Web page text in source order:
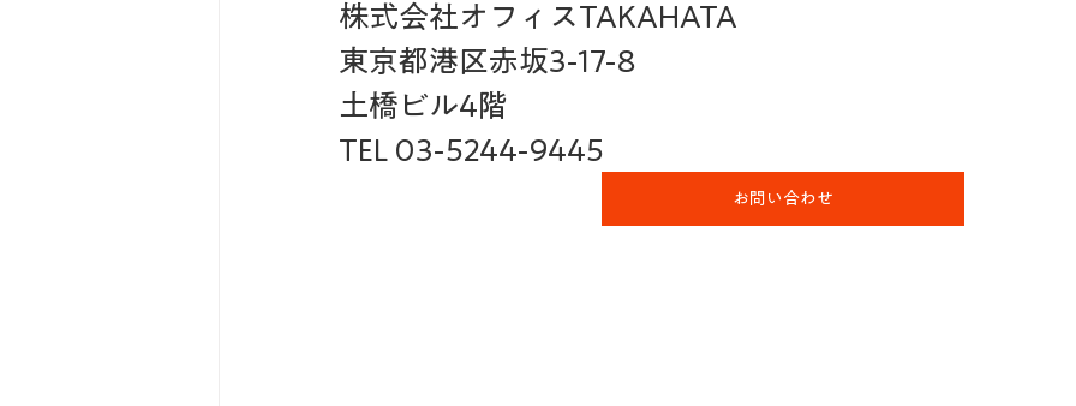
株式会社オフィスTAKAHATA
東京都港区赤坂3-17-8
土橋ビル4階
TEL 03-5244-9445
お問い合わせ